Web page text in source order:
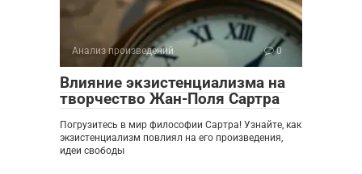
Анализ произведений 0
Влияние экзистенциализма на
творчество Жан-Поля Сартра
Погрузитесь в мир философии Сартра! Узнайте, как
экзистенциализм повлиял на его произведения,
идеи свободы